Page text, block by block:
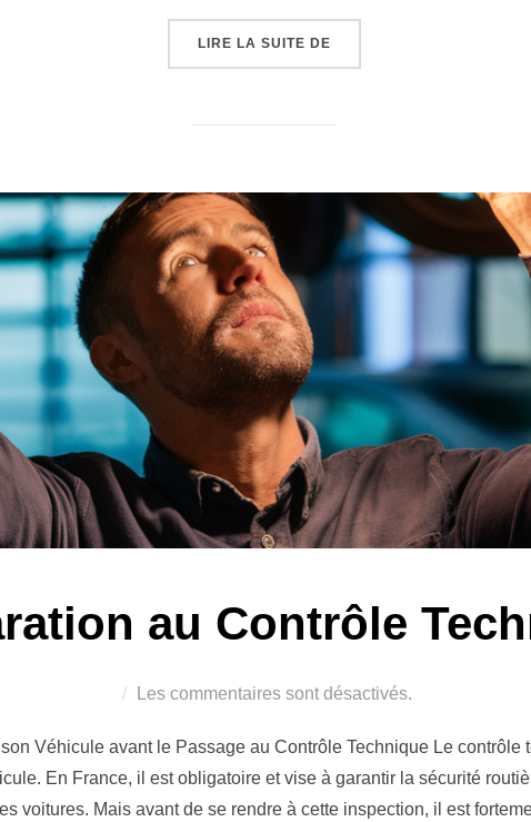
LIRE LA SUITE DE
au Contrôle
Les commentaires sont désactivés.
son Véhicule avant le Passage au Contrôle Technique Le
En France, il est obligatoire et vise à garantir la sécurité
voitures. Mais avant de se rendre à cette inspection, il est